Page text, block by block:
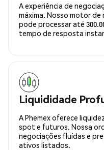
A experiência de
máxima. Nosso motor
pode processar até
tempo de resposta
Liquididade
A Phemex oferece
spot e futuros. Nossa
negociações fluídas e
ativos listados.